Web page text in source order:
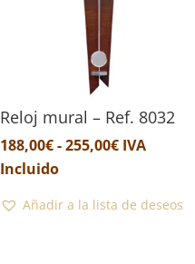
Reloj mural – Ref. 8032
188,00€-255,00€Rango
desde
IVA
Incluido
Añadir a la lista de deseos